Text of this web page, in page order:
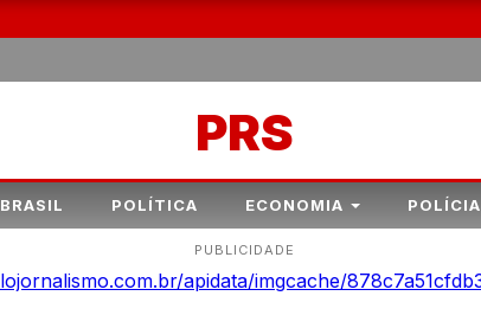
PRS
BRASIL POLÍTICA ECONOMIA POLÍCIA
PUBLICIDADE